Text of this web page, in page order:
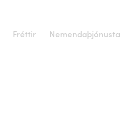
Fréttir Nemendaþjónusta